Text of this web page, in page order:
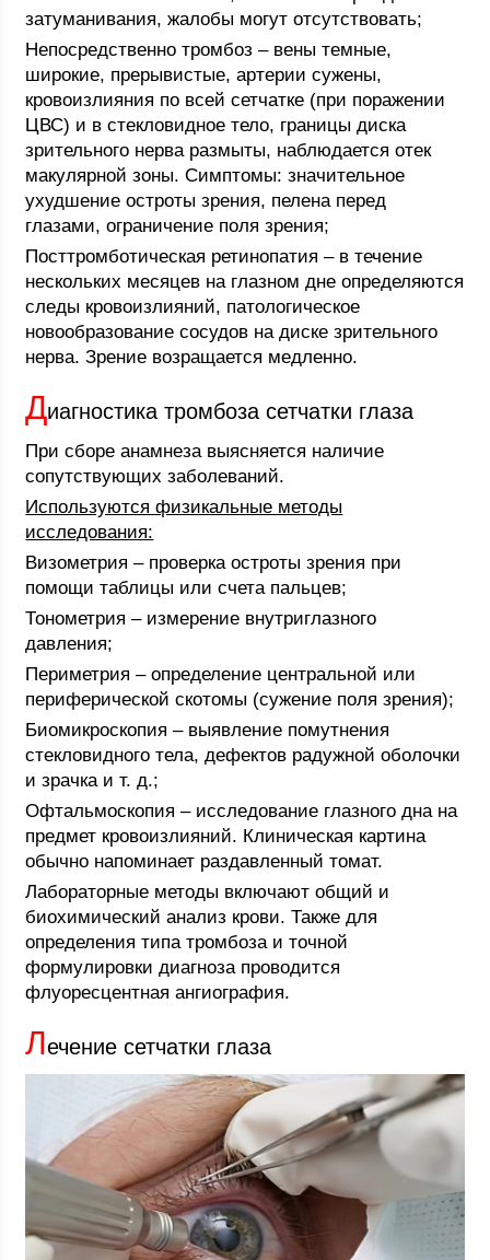
затуманивания, жалобы могут отсутствовать;
Непосредственно тромбоз – вены темные,
широкие, прерывистые, артерии сужены,
кровоизлияния по всей сетчатке (при поражении
ЦВС) и в стекловидное тело, границы диска
зрительного нерва размыты, наблюдается отек
макулярной зоны. Симптомы: значительное
ухудшение остроты зрения, пелена перед
глазами, ограничение поля зрения;
Посттромботическая ретинопатия – в течение
нескольких месяцев на глазном дне определяются
следы кровоизлияний, патологическое
новообразование сосудов на диске зрительного
нерва. Зрение возращается медленно.
Диагностика тромбоза сетчатки глаза
При сборе анамнеза выясняется наличие
сопутствующих заболеваний.
Используются физикальные методы
исследования:
Визометрия – проверка остроты зрения при
помощи таблицы или счета пальцев;
Тонометрия – измерение внутриглазного
давления;
Периметрия – определение центральной или
периферической скотомы (сужение поля зрения);
Биомикроскопия – выявление помутнения
стекловидного тела, дефектов радужной оболочки
и зрачка и т. д.;
Офтальмоскопия – исследование глазного дна на
предмет кровоизлияний. Клиническая картина
обычно напоминает раздавленный томат.
Лабораторные методы включают общий и
биохимический анализ крови. Также для
определения типа тромбоза и точной
формулировки диагноза проводится
флуоресцентная ангиография.
Лечение сетчатки глаза